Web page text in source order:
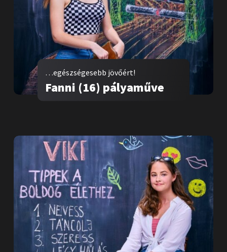
…egészségesebb jövőért!
Fanni (16) pályaműve